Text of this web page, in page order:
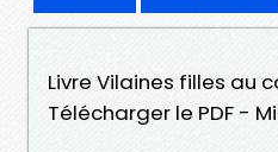
Livre Vilaines filles au
Télécharger le PDF -